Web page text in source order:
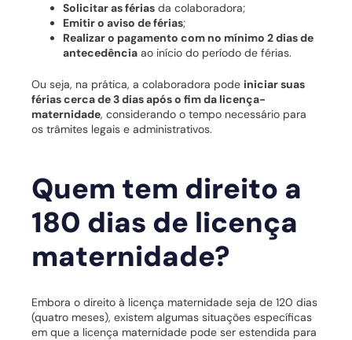
Solicitar as férias da colaboradora;
Emitir o aviso de férias;
Realizar o pagamento com no mínimo 2 dias de
antecedência ao início do período de férias.
Ou seja, na prática, a colaboradora pode iniciar suas
férias cerca de 3 dias após o fim da licença-
maternidade, considerando o tempo necessário para
os trâmites legais e administrativos.
Quem tem direito a
180 dias de licença
maternidade?
Embora o direito à licença maternidade seja de 120 dias
(quatro meses), existem algumas situações específicas
em que a licença maternidade pode ser estendida para